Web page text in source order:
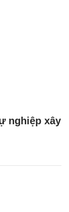
nghiệp xây